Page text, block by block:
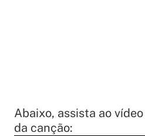
Abaixo, assista ao
da canção: